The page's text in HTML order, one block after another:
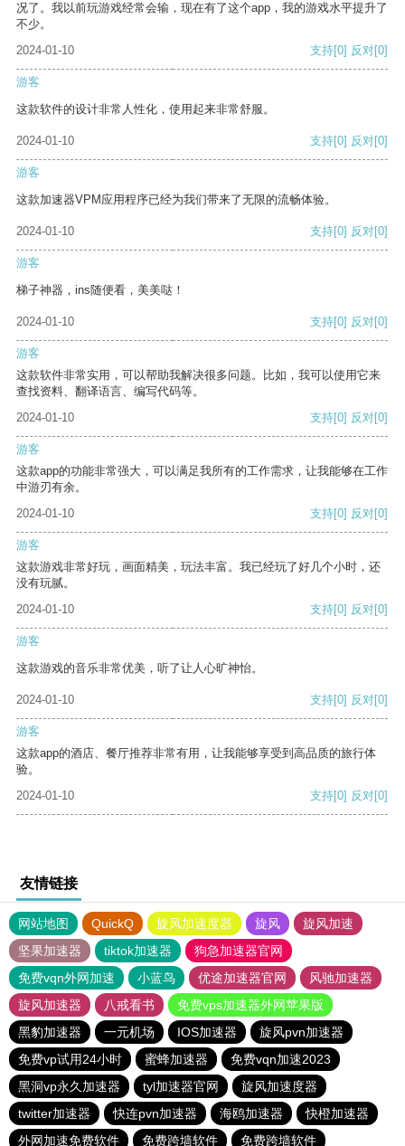
况了。我以前玩游戏经常会输，现在有了这个app，我的游戏水平提升了
不少。
2024-01-10
支持[0] 反对[0]
游客
这款软件的设计非常人性化，使用起来非常舒服。
2024-01-10 支持[0] 反对[0]
游客
这款加速器VPM应用程序已经为我们带来了无限的流畅体验。
2024-01-10 支持[0] 反对[0]
游客
梯子神器，ins随便看，美美哒！
2024-01-10 支持[0] 反对[0]
游客
这款软件非常实用，可以帮助我解决很多问题。比如，我可以使用它来
查找资料、翻译语言、编写代码等。
2024-01-10
支持[0] 反对[0]
游客
这款app的功能非常强大，可以满足我所有的工作需求，让我能够在工作
中游刃有余。
2024-01-10
支持[0] 反对[0]
游客
这款游戏非常好玩，画面精美，玩法丰富。我已经玩了好几个小时，还
没有玩腻。
2024-01-10
支持[0] 反对[0]
游客
这款游戏的音乐非常优美，听了让人心旷神怡。
2024-01-10 支持[0] 反对[0]
游客
这款app的酒店、餐厅推荐非常有用，让我能够享受到高品质的旅行体
验。
2024-01-10
支持[0] 反对[0]
友情链接
网站地图 QuickQ 旋风加速度器 旋风
旋风加速
坚果加速器
tiktok加速器
狗急加速器官网
免费vqn外网加速
小蓝鸟 优途加速器官网
风驰加速器
旋风加速器
八戒看书
免费vps加速器外网苹果版
黑豹加速器
一元机场 IOS加速器
旋风pvn加速器
免费vp试用24小时
蜜蜂加速器
免费vqn加速2023
黑洞vp永久加速器
tyl加速器官网
旋风加速度器
twitter加速器
快连pvn加速器 海鸥加速器
快橙加速器
外网加速免费软件
免费跨墙软件 免费跨墙软件